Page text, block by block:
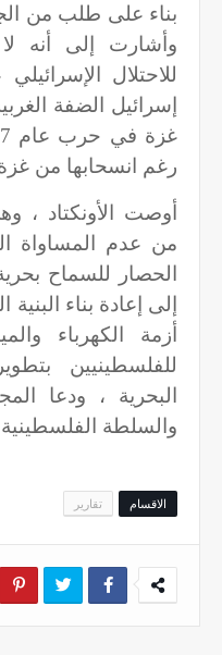
بناء على طلب من
وأشارت إلى أنه
للاحتلال
إسرائيل الضفة
رغم انسحابها من غزة
أوصت الأونكتاد ،
من عدم المساواة
الحصار للسماح
إلى إعادة بناء
أزمة الكهرباء
للفلسطينيين
البحرية ، ودعا
والسلطة
الاقسام تقارير